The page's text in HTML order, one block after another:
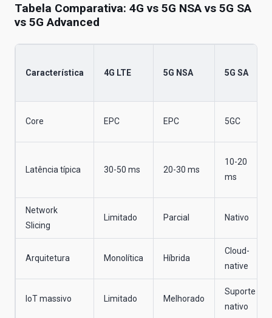
Tabela Comparativa: 4G vs 5G NSA vs 5G SA
vs 5G Advanced
Característica 4G LTE 5G NSA 5G SA
Core EPC EPC 5GC
Latência típica 30-50 ms 20-30 ms
10-20
ms
Network
Slicing
Limitado Parcial Nativo
Arquitetura Monolítica Híbrida
Cloud-
native
IoT massivo Limitado Melhorado
Suporte
nativo